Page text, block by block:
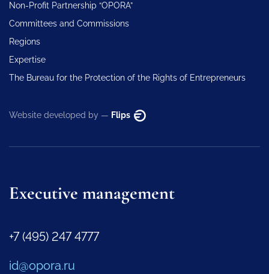
Non-Profit Partnership “OPORA”
Committees and Commissions
Regions
Expertise
The Bureau for the Protection of the Rights of Entrepreneurs
Website developed by — Flips
Executive management
+7 (495) 247 4777
id@opora.ru